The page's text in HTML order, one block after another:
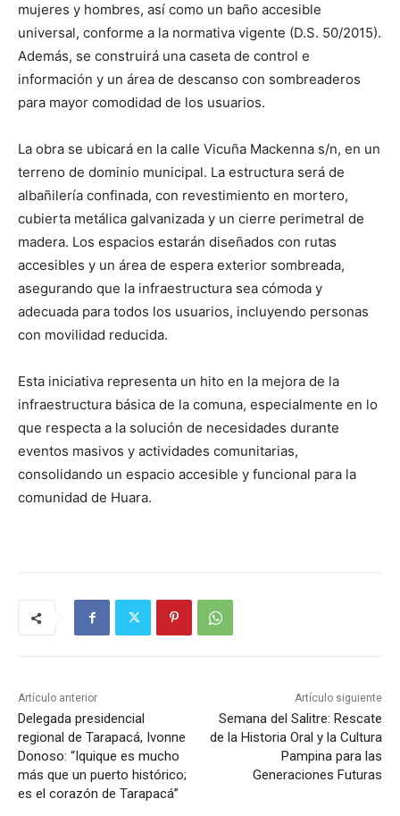
mujeres y hombres, así como un baño accesible
universal, conforme a la normativa vigente (D.S. 50/2015).
Además, se construirá una caseta de control e
información y un área de descanso con sombreaderos
para mayor comodidad de los usuarios.
La obra se ubicará en la calle Vicuña Mackenna s/n, en un
terreno de dominio municipal. La estructura será de
albañilería confinada, con revestimiento en mortero,
cubierta metálica galvanizada y un cierre perimetral de
madera. Los espacios estarán diseñados con rutas
accesibles y un área de espera exterior sombreada,
asegurando que la infraestructura sea cómoda y
adecuada para todos los usuarios, incluyendo personas
con movilidad reducida.
Esta iniciativa representa un hito en la mejora de la
infraestructura básica de la comuna, especialmente en lo
que respecta a la solución de necesidades durante
eventos masivos y actividades comunitarias,
consolidando un espacio accesible y funcional para la
comunidad de Huara.
Artículo anterior
Delegada presidencial
regional de Tarapacá, Ivonne
Donoso: “Iquique es mucho
más que un puerto histórico;
es el corazón de Tarapacá”
Artículo siguiente
Semana del Salitre: Rescate
de la Historia Oral y la Cultura
Pampina para las
Generaciones Futuras